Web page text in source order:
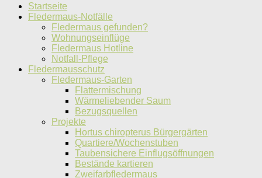
Startseite
Fledermaus-Notfälle
Fledermaus gefunden?
Wohnungseinflüge
Fledermaus Hotline
Notfall-Pflege
Fledermausschutz
Fledermaus-Garten
Flattermischung
Wärmeliebender Saum
Bezugsquellen
Projekte
Hortus chiropterus Bürgergärten
Quartiere/Wochenstuben
Taubensichere Einflugsöffnungen
Bestände kartieren
Zweifarbfledermaus